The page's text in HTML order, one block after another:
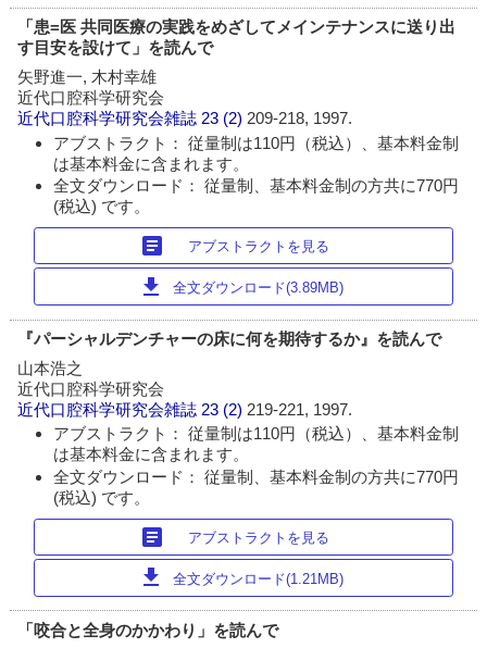
「患=医 共同医療の実践をめざしてメインテナンスに送り出
す目安を設けて」を読んで
矢野進一, 木村幸雄
近代口腔科学研究会
近代口腔科学研究会雑誌 23 (2) 209-218, 1997.
アブストラクト： 従量制は110円（税込）、基本料金制
は基本料金に含まれます。
全文ダウンロード： 従量制、基本料金制の方共に770円
(税込) です。
article アブストラクトを見る
download 全文ダウンロード(3.89MB)
『パーシャルデンチャーの床に何を期待するか』を読んで
山本浩之
近代口腔科学研究会
近代口腔科学研究会雑誌 23 (2) 219-221, 1997.
アブストラクト： 従量制は110円（税込）、基本料金制
は基本料金に含まれます。
全文ダウンロード： 従量制、基本料金制の方共に770円
(税込) です。
article アブストラクトを見る
download 全文ダウンロード(1.21MB)
「咬合と全身のかかわり」を読んで